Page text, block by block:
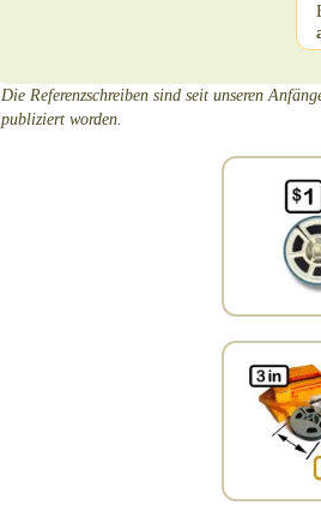
Die Referenzschreiben sind seit unseren
publiziert worden.